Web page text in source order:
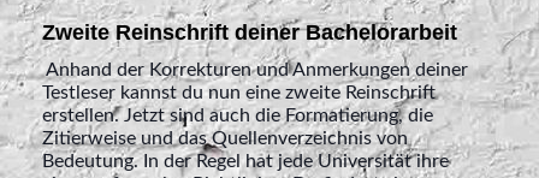
Zweite Reinschrift deiner Bachelorarbeit
Anhand der Korrekturen und Anmerkungen deiner
Testleser kannst du nun eine zweite Reinschrift
erstellen. Jetzt sind auch die Formatierung, die
Zitierweise und das Quellenverzeichnis von
Bedeutung. In der Regel hat jede Universität ihre